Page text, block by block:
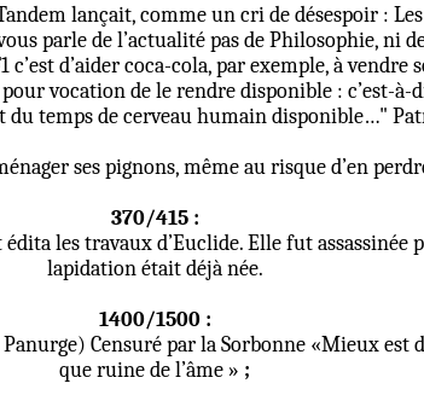
lançait, comme un cri de désespoir :
parle de l’actualité pas de Philosophie, ni
d’aider coca-cola, par exemple, à
vocation de le rendre disponible : c’est-
du temps de cerveau humain disponible…"
ses pignons, même au risque d’en
370/415 :
les travaux d’Euclide. Elle fut assassinée
lapidation était déjà née.
1400/1500 :
Censuré par la Sorbonne «Mieux est
que ruine de l’âme » ;